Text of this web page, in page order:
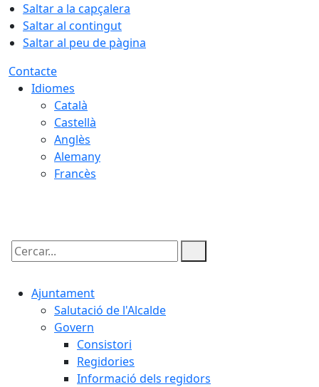
Saltar a la capçalera
Saltar al contingut
Saltar al peu de pàgina
Contacte
Idiomes
Català
Castellà
Anglès
Alemany
Francès
Cercar:
Ajuntament
Salutació de l'Alcalde
Govern
Consistori
Regidories
Informació dels regidors